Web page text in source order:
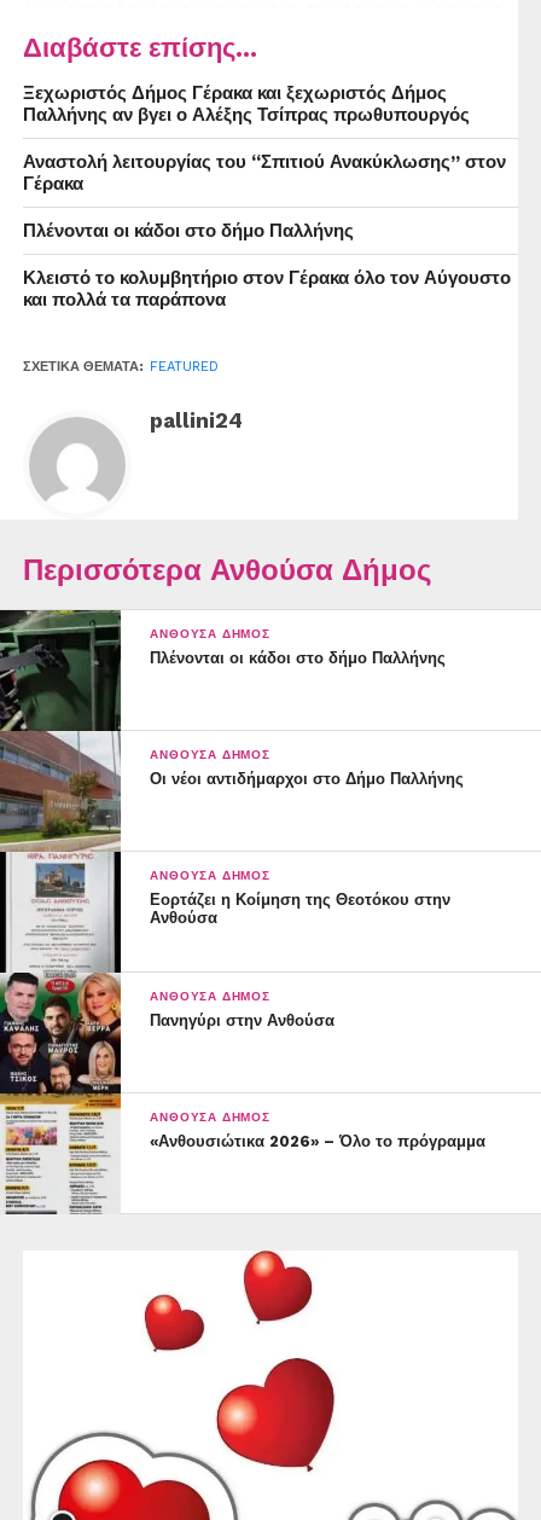
Δανία είναι ναυτική χώρα.
Η Δήμαρχος Κοπεγχάγης Sophie Hæstorp Andersen,
αφού ευχαρίστησε τον Πρόεδρο των Ευρωπαίων Νέων
Αυτοδιοικητικών, τον ξενάγησε στο ιστορικό δημαρχείο
της οδού H.C. Andersen (του μεγάλου συγγραφέα
παραμυθιών), της πρωτεύουσας της Δανίας.
Διαβάστε επίσης...
Ξεχωριστός Δήμος Γέρακα και ξεχωριστός Δήμος
Παλλήνης αν βγει ο Αλέξης Τσίπρας πρωθυπουργός
Αναστολή λειτουργίας του “Σπιτιού Ανακύκλωσης” στον
Γέρακα
Πλένονται οι κάδοι στο δήμο Παλλήνης
Κλειστό το κολυμβητήριο στον Γέρακα όλο τον Αύγουστο
και πολλά τα παράπονα
ΣΧΕΤΙΚΆ ΘΈΜΑΤΑ: FEATURED
pallini24
Περισσότερα Ανθούσα Δήμος
ΑΝΘΟΎΣΑ ΔΉΜΟΣ
Πλένονται οι κάδοι στο δήμο Παλλήνης
ΑΝΘΟΎΣΑ ΔΉΜΟΣ
Οι νέοι αντιδήμαρχοι στο Δήμο Παλλήνης
ΑΝΘΟΎΣΑ ΔΉΜΟΣ
Εορτάζει η Κοίμηση της Θεοτόκου στην
Ανθούσα
ΑΝΘΟΎΣΑ ΔΉΜΟΣ
Πανηγύρι στην Ανθούσα
ΑΝΘΟΎΣΑ ΔΉΜΟΣ
«Ανθουσιώτικα 2026» – Όλο το πρόγραμμα